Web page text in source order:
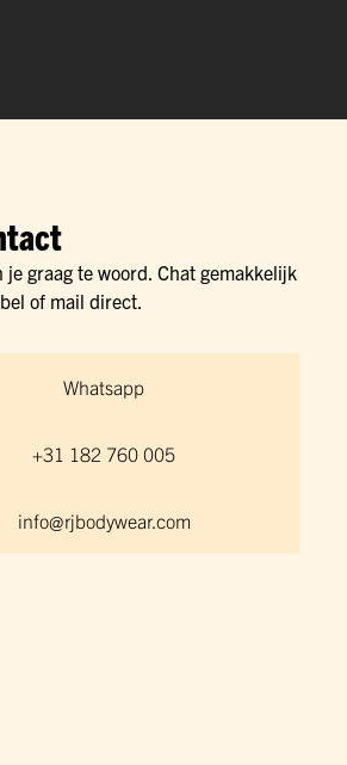
je graag te woord. Chat gemakkelijk
of mail direct.
Whatsapp
+31 182 760 005
info@rjbodywear.com